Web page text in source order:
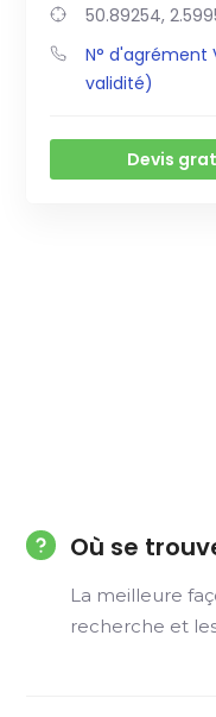
50.89254,
N° d'agrément
validité)
Devis
Où se
La meilleure
recherche et